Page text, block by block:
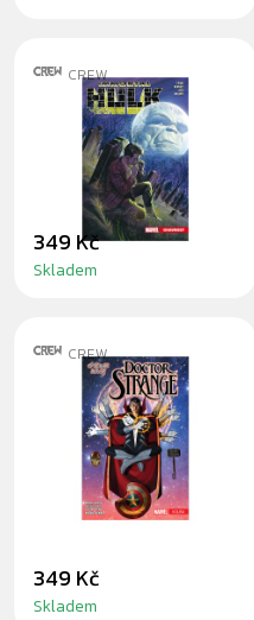
CREW
KOMIKS
IMMORTAL HULK
4: OHAVNOST
349 Kč
Skladem
CREW
KOMIKS DOCTOR
STRANGE -
NEJVYŠŠÍ
ČARODĚJ 4:
VOLBA
349 Kč
Skladem